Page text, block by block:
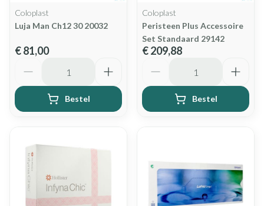
Coloplast
Luja Man Ch12 30 20032
€ 81,00
Bestel
Coloplast
Peristeen Plus Accessoire
Set Standaard 29142
€ 209,88
Bestel